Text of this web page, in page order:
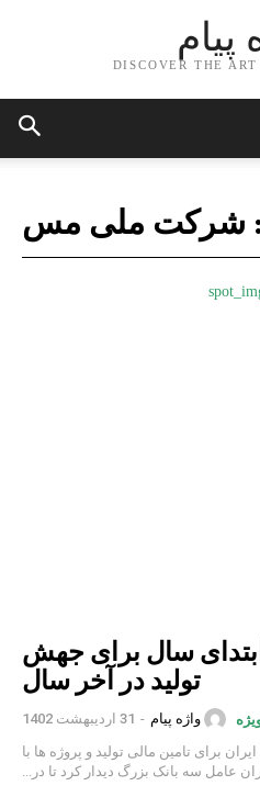
پیام
DISCOVER THE
شرکت ملی مس
سال برای جهش
تولید در آخر سال
واژه پیام - 31 اردیبهشت 1402
برای تامین مالی تولید و پروژه ها با
عامل سه بانک بزرگ دیدار کرد تا در...